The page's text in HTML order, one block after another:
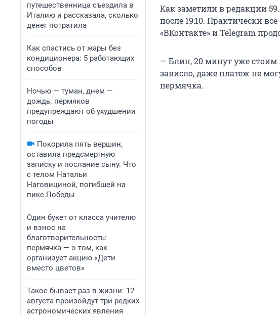
путешественница съездила в
Италию и рассказала, сколько
денег потратила
Как спастись от жары без
кондиционера: 5 работающих
способов
Ночью — туман, днем —
дождь: пермяков
предупреждают об ухудшении
погоды
Покорила пять вершин,
оставила предсмертную
записку и послание сыну. Что
с телом Натальи
Наговициной, погибшей на
пике Победы
Один букет от класса учителю
и взнос на
благотворительность:
пермячка — о том, как
организует акцию «Дети
вместо цветов»
Такое бывает раз в жизни: 12
августа произойдут три редких
астрономических явления
Как заметили в редакции
после 19:10. Практически
«ВКонтакте» и Telegram
— Блин, 20 минут уже стоим
зависло, даже платеж не
пермячка.